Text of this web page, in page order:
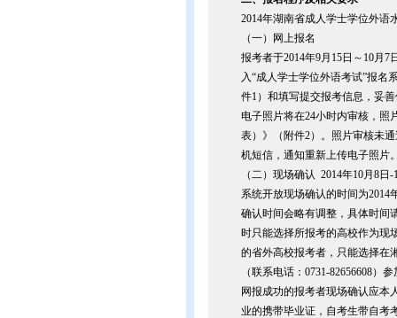
2014年湖南省成人学士学位外语
（一）网上报名
报考者于2014年9月15日～10月7
入“成人学士学位外语考试”报名
件1）和填写提交报考信息，妥
电子照片将在24小时内审核，照
表）》（附件2）。照片审核未
机短信，通知重新上传电子照片
（二）现场确认 2014年10月8日
系统开放现场确认的时间为2014
确认时间会略有调整，具体时间
时只能选择所报考的高校作为现
的省外高校报考者，只能选择在
（联系电话：0731-82656608）
网报成功的报考者现场确认应本
业的携带毕业证，自考生带自考